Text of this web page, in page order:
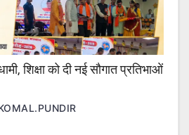
शिक्षा को दी नई सौगात प्रतिभाओं